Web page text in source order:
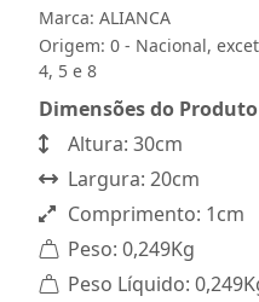
Marca: ALIANCA
Origem: 0 - Nacional,
4, 5 e 8
Dimensões do Produto
Altura: 30cm
Largura: 20cm
Comprimento: 1cm
Peso: 0,249Kg
Peso Líquido: